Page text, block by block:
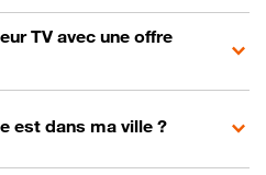
TV avec une offre
est dans ma ville ?